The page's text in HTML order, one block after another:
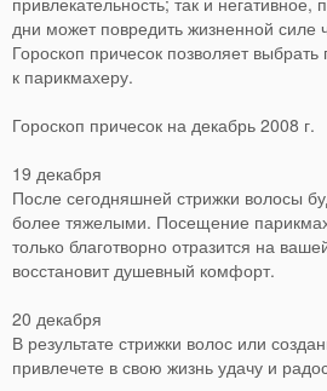
дни может повредить жизненной силе
Гороскоп причесок позволяет
к парикмахеру.
Гороскоп причесок на декабрь 2008 г.
19 декабря
После сегодняшней стрижки волосы
более тяжелыми. Посещение
только благотворно отразится на
восстановит душевный комфорт.
20 декабря
В результате стрижки волос или
привлечете в свою жизнь удачу и